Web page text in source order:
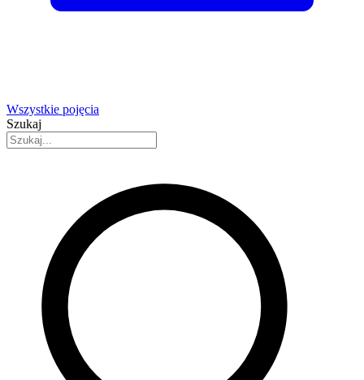
Wszystkie pojęcia
Szukaj